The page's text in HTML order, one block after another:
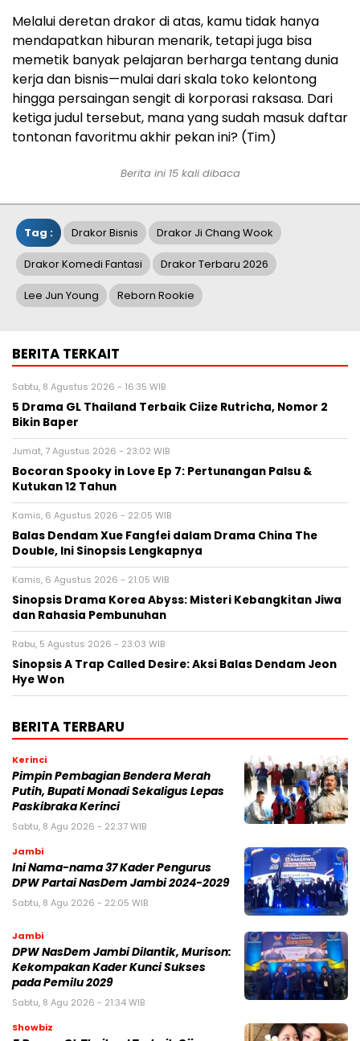
Melalui deretan drakor di atas, kamu tidak hanya
mendapatkan hiburan menarik, tetapi juga bisa
memetik banyak pelajaran berharga tentang dunia
kerja dan bisnis—mulai dari skala toko kelontong
hingga persaingan sengit di korporasi raksasa. Dari
ketiga judul tersebut, mana yang sudah masuk daftar
tontonan favoritmu akhir pekan ini? (Tim)
Berita ini 15 kali dibaca
Tag : Drakor Bisnis Drakor Ji Chang Wook
Drakor Komedi Fantasi Drakor Terbaru 2026
Lee Jun Young Reborn Rookie
BERITA TERKAIT
Sabtu, 8 Agustus 2026 - 16:35 WIB
5 Drama GL Thailand Terbaik Ciize Rutricha, Nomor 2
Bikin Baper
Jumat, 7 Agustus 2026 - 23:02 WIB
Bocoran Spooky in Love Ep 7: Pertunangan Palsu &
Kutukan 12 Tahun
Kamis, 6 Agustus 2026 - 22:05 WIB
Balas Dendam Xue Fangfei dalam Drama China The
Double, Ini Sinopsis Lengkapnya
Kamis, 6 Agustus 2026 - 21:05 WIB
Sinopsis Drama Korea Abyss: Misteri Kebangkitan Jiwa
dan Rahasia Pembunuhan
Rabu, 5 Agustus 2026 - 23:03 WIB
Sinopsis A Trap Called Desire: Aksi Balas Dendam Jeon
Hye Won
BERITA TERBARU
Kerinci
Pimpin Pembagian Bendera Merah
Putih, Bupati Monadi Sekaligus Lepas
Paskibraka Kerinci
Sabtu, 8 Agu 2026 - 22:37 WIB
Jambi
Ini Nama-nama 37 Kader Pengurus
DPW Partai NasDem Jambi 2024-2029
Sabtu, 8 Agu 2026 - 22:05 WIB
Jambi
DPW NasDem Jambi Dilantik, Murison:
Kekompakan Kader Kunci Sukses
pada Pemilu 2029
Sabtu, 8 Agu 2026 - 21:34 WIB
Showbiz